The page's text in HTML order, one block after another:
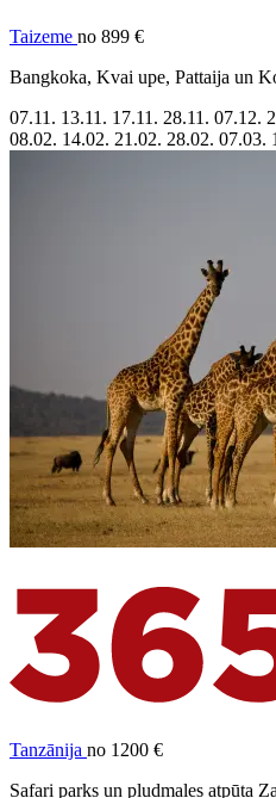
Taizeme no 899 €
Bangkoka, Kvai upe, Pattaija un
07.11. 13.11. 17.11. 28.11. 07.12.
08.02. 14.02. 21.02. 28.02. 07.03.
Tanzānija no 1200 €
Safari parks un pludmales atpūta